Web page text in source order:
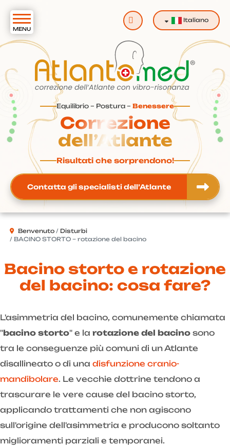
Equilibrio – Postura – Benessere
Correzione
dell’Atlante
Risultati che sorprendono!
Contatta gli specialisti dell’Atlante
Cerca Italiano
Benvenuto
Disturbi
BACINO STORTO – rotazione del bacino
Bacino storto e rotazione
del bacino: cosa fare?
L'asimmetria del bacino, comunemente chiamata
"bacino storto" e la rotazione del bacino sono
tra le conseguenze più comuni di un Atlante
disallineato o di una disfunzione cranio-
mandibolare. Le vecchie dottrine tendono a
trascurare le vere cause del bacino storto,
applicando trattamenti che non agiscono
sull'origine dell'asimmetria e producono soltanto
miglioramenti parziali e temporanei.